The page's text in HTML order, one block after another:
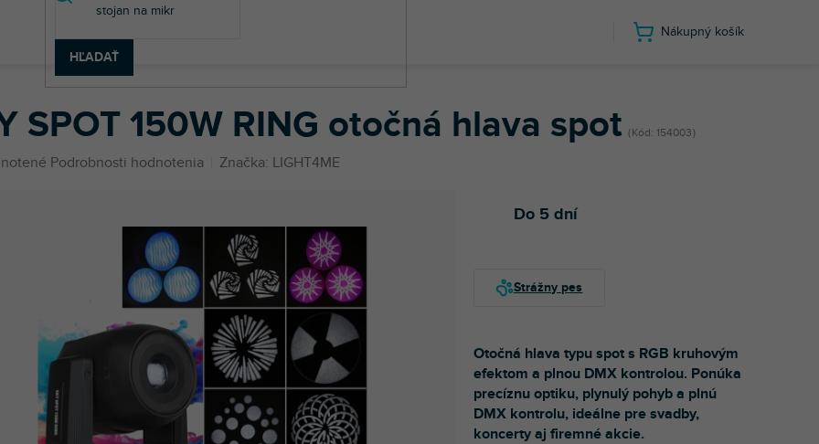
HĽADAŤ
Nákupný košík
otočnej hlavy SKY SPOT 150W RING otočná hlava spot
SPOT 150W RING otočná hlava spot Kód: 154003
Podrobnosti hodnotenia Značka: LIGHT4ME
Do 5 dní
Otočná hlava typu spot s RGB kruhovým
efektom a plnou DMX kontrolou. Ponúka
precíznu optiku, plynulý pohyb a plnú
DMX kontrolu, ideálne pre svadby,
koncerty aj firemné akcie.